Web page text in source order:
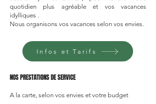
quotidien plus agréable et vos vacances
idylliques .
Nous organisons vos vacances selon vos envies.
Infos et Tarifs
NOS PRESTATIONS DE SERVICE ​
A la carte, selon vos envies et votre budget